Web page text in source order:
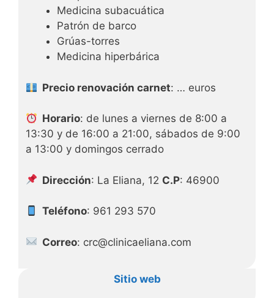
Medicina subacuática
Patrón de barco
Grúas-torres
Medicina hiperbárica
Precio renovación carnet: … euros
Horario: de lunes a viernes de 8:00 a
13:30 y de 16:00 a 21:00, sábados de 9:00
a 13:00 y domingos cerrado
Dirección: La Eliana, 12 C.P: 46900
Teléfono: 961 293 570
Correo: crc@clinicaeliana.com
Sitio web